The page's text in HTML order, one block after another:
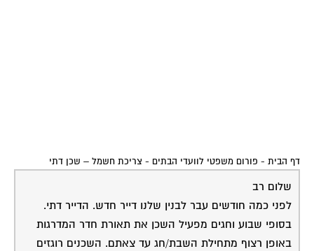
דף הבית - פורום משפטי לוועדי הבתים - צריכת חשמל – שכן דתי
שלום רב
לפני כמה חודשים עבר לבנין שלנו דייר חדש. הדייר דתי.
בסופי שבוע וחגים מפעיל השכן את תאורת חדר המדרגות
באופן רצוף מתחילת השבת/חג עד צאתם. השכנים רוגזים